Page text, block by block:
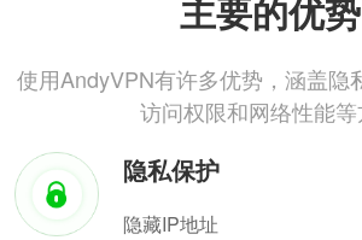
主要的优势
使用AndyVPN有许多优势，涵盖隐
访问权限和网络性能
隐私保护
隐藏IP地址